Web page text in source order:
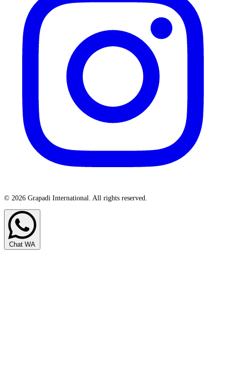
© 2026 Grapadi International. All rights reserved.
Chat WA